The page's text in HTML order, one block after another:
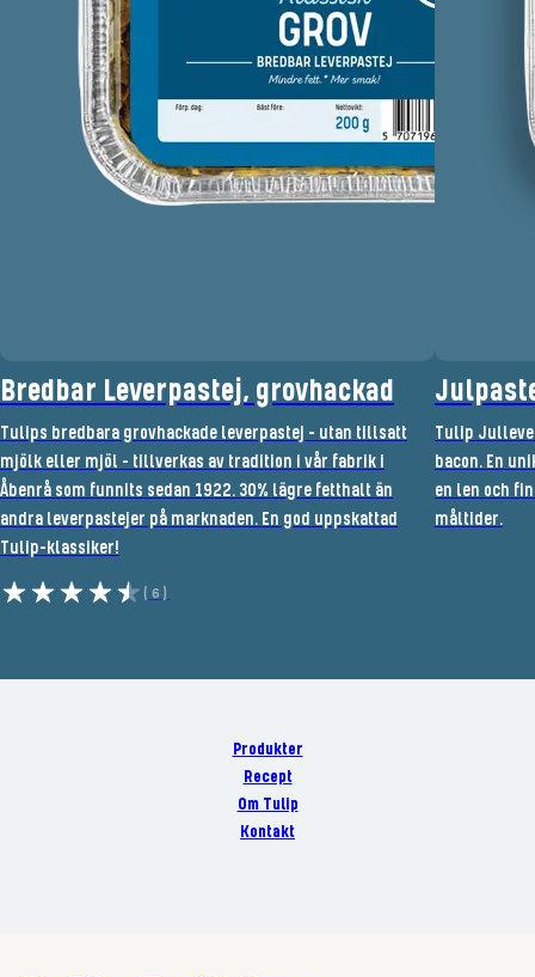
Bredbar Leverpastej, grovhackad
Tulips bredbara grovhackade leverpastej – utan tillsatt
mjölk eller mjöl – tillverkas av tradition i vår fabrik i
Åbenrå som funnits sedan 1922. 30% lägre fetthalt än
andra leverpastejer på marknaden. En god uppskattad
Tulip-klassiker!
(6)
Tulip
bacon. En
en len och
måltider.
Produkter
Recept
Om Tulip
Kontakt